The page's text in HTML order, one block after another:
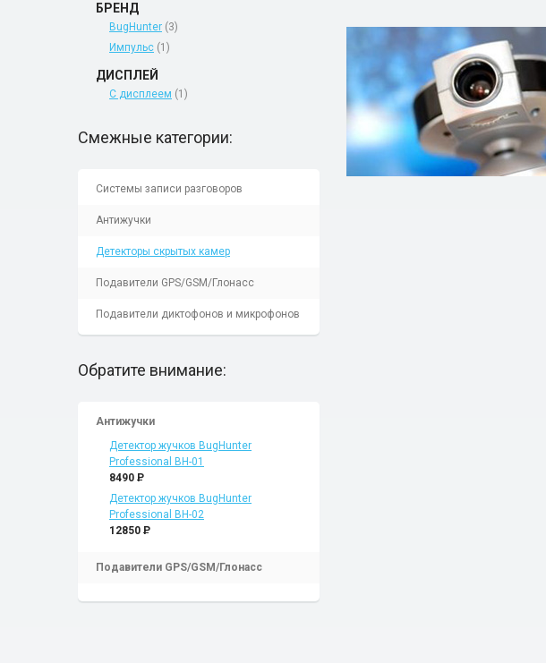
БРЕНД
BugHunter (3)
Импульс (1)
ДИСПЛЕЙ
С дисплеем (1)
Смежные категории:
Системы записи разговоров
Антижучки
Детекторы скрытых камер
Подавители GPS/GSM/Глонасс
Подавители диктофонов и микрофонов
Обратите внимание:
Антижучки
Детектор жучков BugHunter
Professional BH-01
8490 P
Детектор жучков BugHunter
Professional BH-02
12850 P
Подавители GPS/GSM/Глонасс